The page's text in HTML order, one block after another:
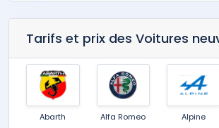
Tarifs et prix des Voitures
Abarth Alfa Romeo Alpine